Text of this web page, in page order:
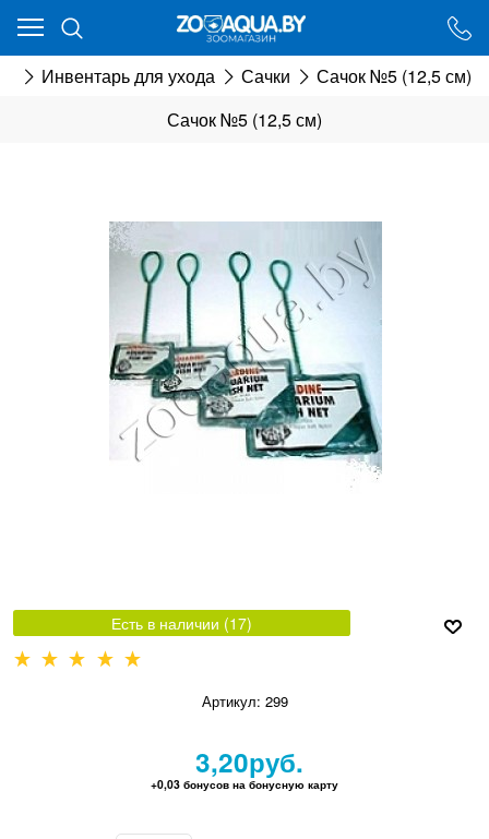
Инвентарь для ухода Сачки
Сачок №5 (12,5 см)
Сачок №5 (12,5 см)
Есть в наличии (17)
Артикул: 299
3,20руб.
+0,03 бонусов на бонусную карту
Ваш город - Минск,
ДА НЕТ